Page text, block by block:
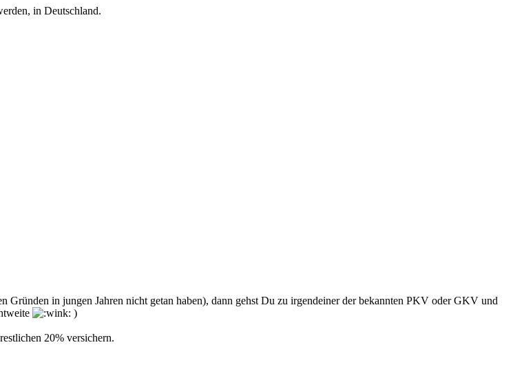
in Deutschland.
in jungen Jahren nicht getan haben), dann gehst Du zu irgendeiner der bekannten PKV oder GKV und
)
20% versichern.